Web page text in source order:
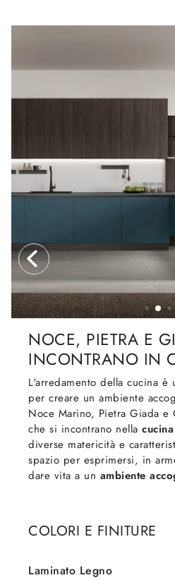
NOCE, PIETRA E
INCONTRANO IN
L'arredamento della cucina è
per creare un ambiente
Noce Marino, Pietra Giada e
che si incontrano nella
diverse matericità e
spazio per esprimersi, in
dare vita a un ambiente
COLORI E FINITURE
Laminato Legno